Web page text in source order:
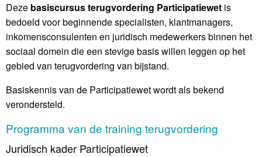
Deze basiscursus terugvordering Participatiewet is
bedoeld voor beginnende specialisten, klantmanagers,
inkomensconsulenten en juridisch medewerkers binnen het
sociaal domein die een stevige basis willen leggen op het
gebied van terugvordering van bijstand.
Basiskennis van de Participatiewet wordt als bekend
verondersteld.
Programma van de training terugvordering
Juridisch kader Participatiewet